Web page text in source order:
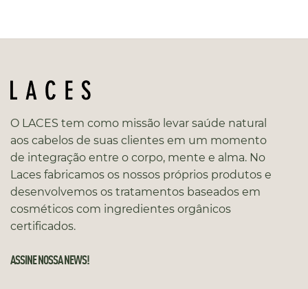
O LACES tem como missão levar saúde natural
aos cabelos de suas clientes em um momento
de integração entre o corpo, mente e alma. No
Laces fabricamos os nossos próprios produtos e
desenvolvemos os tratamentos baseados em
cosméticos com ingredientes orgânicos
certificados.
ASSINE NOSSA NEWS!